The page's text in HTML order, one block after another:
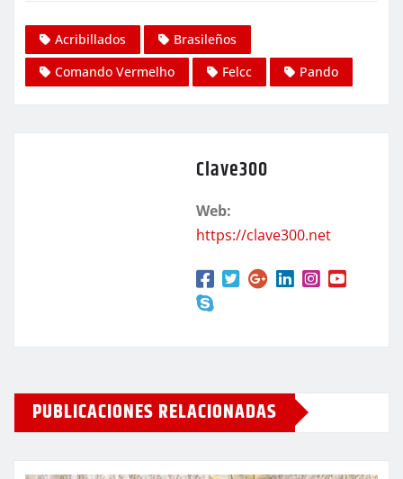
Acribillados
Brasileños
Comando Vermelho
Felcc Pando
Clave300
Web:
https://clave300.net
PUBLICACIONES RELACIONADAS